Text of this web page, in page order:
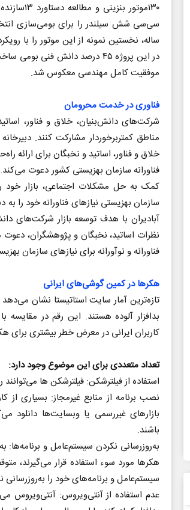
سی‌سی شش سیلندر را برای بومی‌سازی
ساله، نخستین نمونه از این موتور را با
موفقیت کامل مهندسی معکوس شد.
فناوری در خدمت محرومان
شرکت‌های دانش‌بنیان، خلاق و فناور،
مناطق کمتربرخوردار مشارکت کنند.
خلاق و فناور، اساتید و نخبگان برای ارائه
فناورانه سازمان بهزیستی کشور دعوت
کمک به حل مشکلات اجتماعی، بازار خود
سازمان بهزیستی نیازهای فناورانه خود را به
آبادیران با هدف توسعه بازار شرکت‌های
نظرات اساتید، نخبگان و پژوهشگران،
فناورانه و نوآورانه برای نیازهای سازمان
هکرها در کمین گوشی‌های ایرانی
بدافزار آلوده هستند. این رقم در
کاربران ایرانی در معرض خطر بیشتری برای
تعداد متعددی برای این موضوع وجود دارد:
استفاده از فیلترشکن: فیلترشکن ها می‌توانند
نصب برنامه از منابع غیرمجاز: بسیاری از
بازار‌های غیررسمی یا وبسایت‌ها دانلود
باشند.
به‌روزرسانی نکردن سیستم‌عامل و برنامه‌ها:
هکر‌ها مورد سوء استفاده قرار می‌گیرند،
سیستم‌عامل و برنامه‌های خود را به‌روزرسانی
عدم استفاده از آنتی‌ویروس: آنتی‌ویروس
مقاومت در برابر
کمیسیون اجتماعی
از باتلاق انرژی
رضا سپهوند - سخنگوی